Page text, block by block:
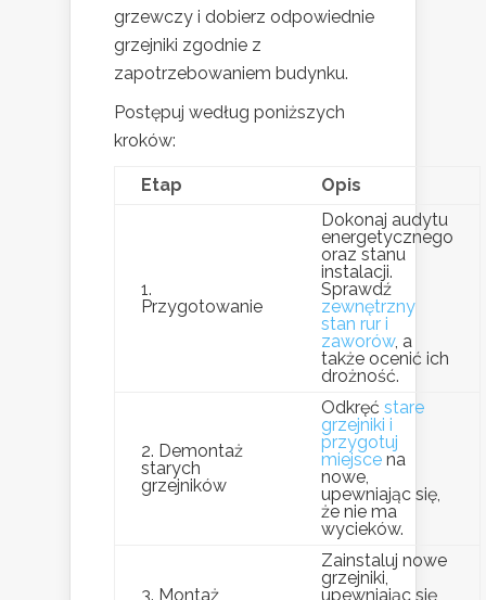
grzewczy i dobierz odpowiednie
grzejniki zgodnie z
zapotrzebowaniem budynku.
Postępuj według poniższych
kroków:
Etap Opis
1.
Przygotowanie
Dokonaj audytu
energetycznego
oraz stanu
instalacji.
Sprawdź
zewnętrzny
stan rur i
zaworów, a
także ocenić ich
drożność.
2. Demontaż
starych
grzejników
Odkręć stare
grzejniki i
przygotuj
miejsce na
nowe,
upewniając się,
że nie ma
wycieków.
3. Montaż
Zainstaluj nowe
grzejniki,
upewniając się,